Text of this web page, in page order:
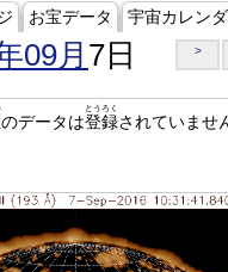
お宝データ 宇宙カレン
09月 7日 >
のデータは登録
とうろく
されていませ